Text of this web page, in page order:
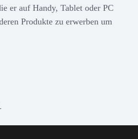
er auf Handy, Tablet oder PC
Produkte zu erwerben um